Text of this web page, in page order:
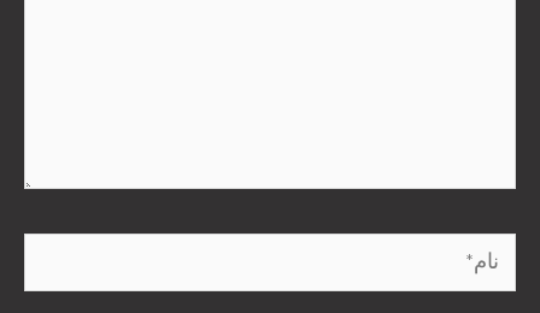
نام*